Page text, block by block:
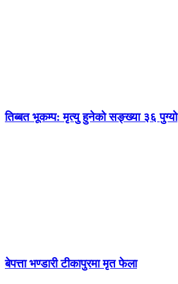
तिब्बत भूकम्प: मृत्यु हुनेको सङ्ख्या ३६ पुग्यो
बेपत्ता भण्डारी टीकापुरमा मृत फेला